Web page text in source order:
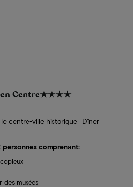
Centre★★★★
centre-ville historique | Dîner
personnes comprenant:
des musées